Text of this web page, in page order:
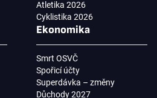
Atletika 2026
Cyklistika 2026
Ekonomika
Smrt OSVČ
Spořicí účty
Superdávka – změny
Důchody 2027